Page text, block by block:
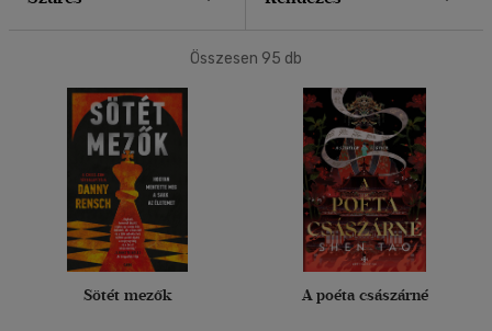
Összesen 95 db
Sötét mezők A poéta császárné